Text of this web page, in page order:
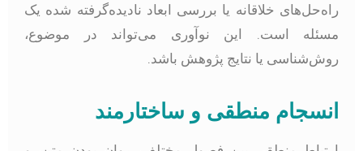
راه‌حل‌های خلاقانه یا بررسی ابعاد نادیده‌گرفته شده یک
مسئله است. این نوآوری می‌تواند در موضوع،
روش‌شناسی یا نتایج پژوهش باشد.
انسجام منطقی و ساختارمند